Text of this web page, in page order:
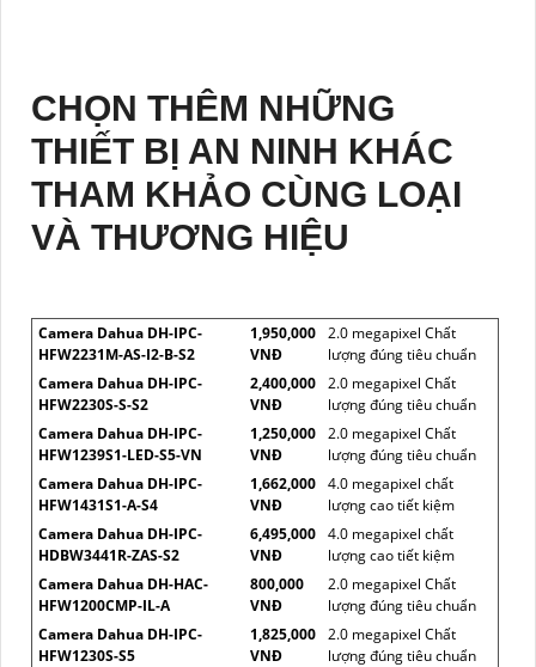
CHỌN THÊM NHỮNG
THIẾT BỊ AN NINH KHÁC
THAM KHẢO CÙNG LOẠI
VÀ THƯƠNG HIỆU
Camera Dahua DH-IPC-
HFW2231M-AS-I2-B-S2
1,950,000
VNĐ
2.0 megapixel Chất
lượng đúng tiêu chuẩn
Camera Dahua DH-IPC-
HFW2230S-S-S2
2,400,000
VNĐ
2.0 megapixel Chất
lượng đúng tiêu chuẩn
Camera Dahua DH-IPC-
HFW1239S1-LED-S5-VN
1,250,000
VNĐ
2.0 megapixel Chất
lượng đúng tiêu chuẩn
Camera Dahua DH-IPC-
HFW1431S1-A-S4
1,662,000
VNĐ
4.0 megapixel chất
lượng cao tiết kiệm
Camera Dahua DH-IPC-
HDBW3441R-ZAS-S2
6,495,000
VNĐ
4.0 megapixel chất
lượng cao tiết kiệm
Camera Dahua DH-HAC-
HFW1200CMP-IL-A
800,000
VNĐ
2.0 megapixel Chất
lượng đúng tiêu chuẩn
Camera Dahua DH-IPC-
HFW1230S-S5
1,825,000
VNĐ
2.0 megapixel Chất
lượng đúng tiêu chuẩn